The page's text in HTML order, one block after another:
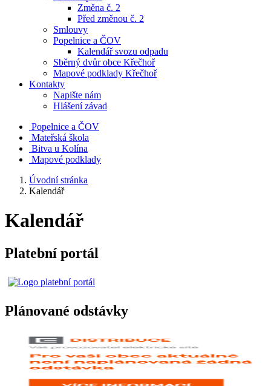
Změna č. 2
Před změnou č. 2
Smlouvy
Popelnice a ČOV
Kalendář svozu odpadu
Sběrný dvůr obce Křečhoř
Mapové podklady Křečhoř
Kontakty
Napište nám
Hlášení závad
Popelnice a ČOV
Mateřská škola
Bitva u Kolína
Mapové podklady
Úvodní stránka
Kalendář
Kalendář
Platební portál
Plánované odstávky